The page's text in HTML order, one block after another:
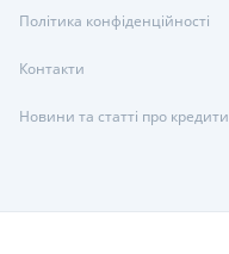
Політика конфіденційності
Контакти
Новини та статті про кредити